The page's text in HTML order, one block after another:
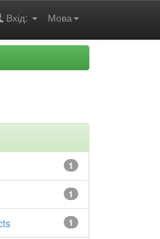
Мова
Вхід:
1
1
1